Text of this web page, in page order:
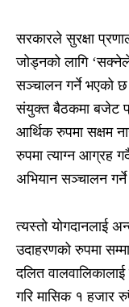
सरकारले सुरक्षा
जोड्नको लागि
सञ्चालन गर्ने भएको
संयुक्त बैठकमा बजेट
आर्थिक रुपमा सक्षम
रुपमा त्याग्न आग्रह
अभियान सञ्चालन
त्यस्तो योगदानलाई
उदाहरणको रुपमा
दलित वालवालिकालाई
गरि मासिक १ हजार